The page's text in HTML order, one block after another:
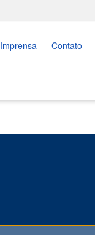
Imprensa Contato